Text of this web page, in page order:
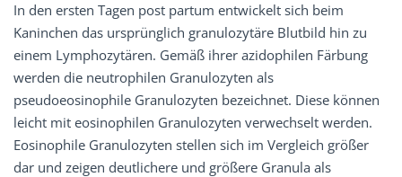
In den ersten Tagen post partum entwickelt sich beim
Kaninchen das ursprünglich granulozytäre Blutbild hin zu
einem Lymphozytären. Gemäß ihrer azidophilen Färbung
werden die neutrophilen Granulozyten als
pseudoeosinophile Granulozyten bezeichnet. Diese können
leicht mit eosinophilen Granulozyten verwechselt werden.
Eosinophile Granulozyten stellen sich im Vergleich größer
dar und zeigen deutlichere und größere Granula als